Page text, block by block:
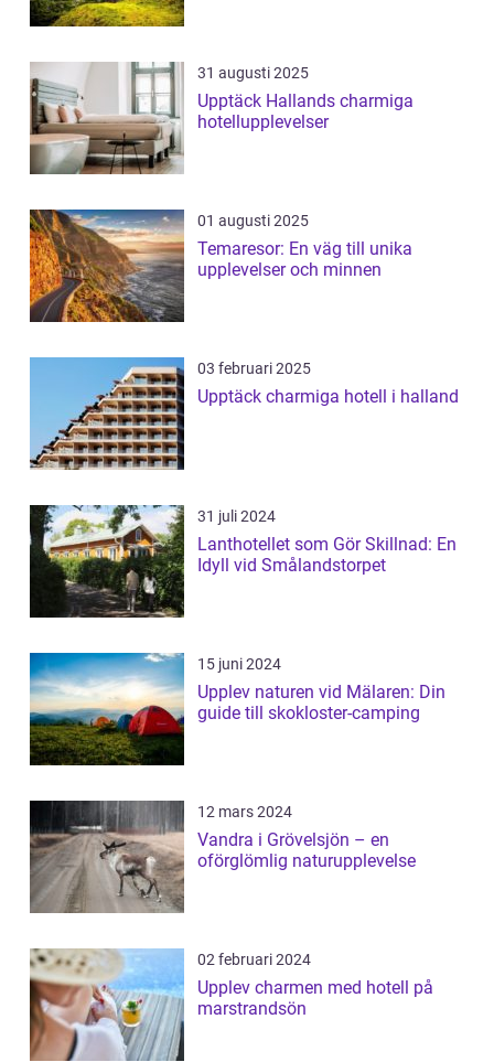
31 augusti 2025
Upptäck Hallands charmiga
hotellupplevelser
01 augusti 2025
Temaresor: En väg till unika
upplevelser och minnen
03 februari 2025
Upptäck charmiga hotell i halland
31 juli 2024
Lanthotellet som Gör Skillnad: En
Idyll vid Smålandstorpet
15 juni 2024
Upplev naturen vid Mälaren: Din
guide till skokloster-camping
12 mars 2024
Vandra i Grövelsjön – en
oförglömlig naturupplevelse
02 februari 2024
Upplev charmen med hotell på
marstrandsön